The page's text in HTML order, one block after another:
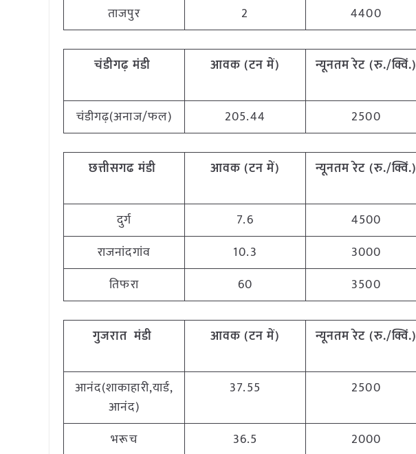
ताजपुर
2 4400
चंडीगढ़ मंडी आवक (टन में) न्यूनतम रेट (रु./क्विं.)
चंडीगढ़(अनाज/फल) 205.44 2500
छत्तीसगढ मंडी आवक (टन में) न्यूनतम रेट (रु./क्विं.)
दुर्ग 7.6 4500
राजनांदगांव
10.3 3000
तिफरा
60 3500
गुजरात मंडी आवक (टन में) न्यूनतम रेट (रु./क्विं.)
आनंद(शाकाहारी,यार्ड,
आनंद)
37.55 2500
भरूच 36.5 2000